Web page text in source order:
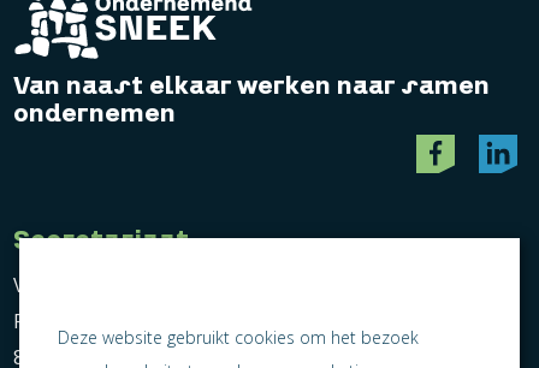
Van naast elkaar werken naar samen
ondernemen
Secretariaat
Vereniging Ondernemend Sneek
Postbus 464
8600 AL Sneek
Deze website gebruikt cookies om het bezoek